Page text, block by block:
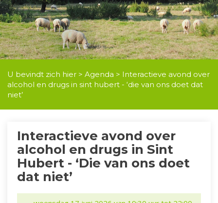
U bevindt zich hier > Agenda > Interactieve avond over
alcohol en drugs in sint hubert - ‘die van ons doet dat
niet’
Interactieve avond over
alcohol en drugs in Sint
Hubert - ‘Die van ons doet
dat niet’